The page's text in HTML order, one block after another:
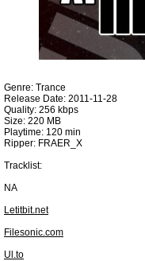
Genre: Trance
Release Date: 2011-11-28
Quality: 256 kbps
Size: 220 MB
Playtime: 120 min
Ripper: FRAER_X
Tracklist:
NA
Letitbit.net
Filesonic.com
Ul.to